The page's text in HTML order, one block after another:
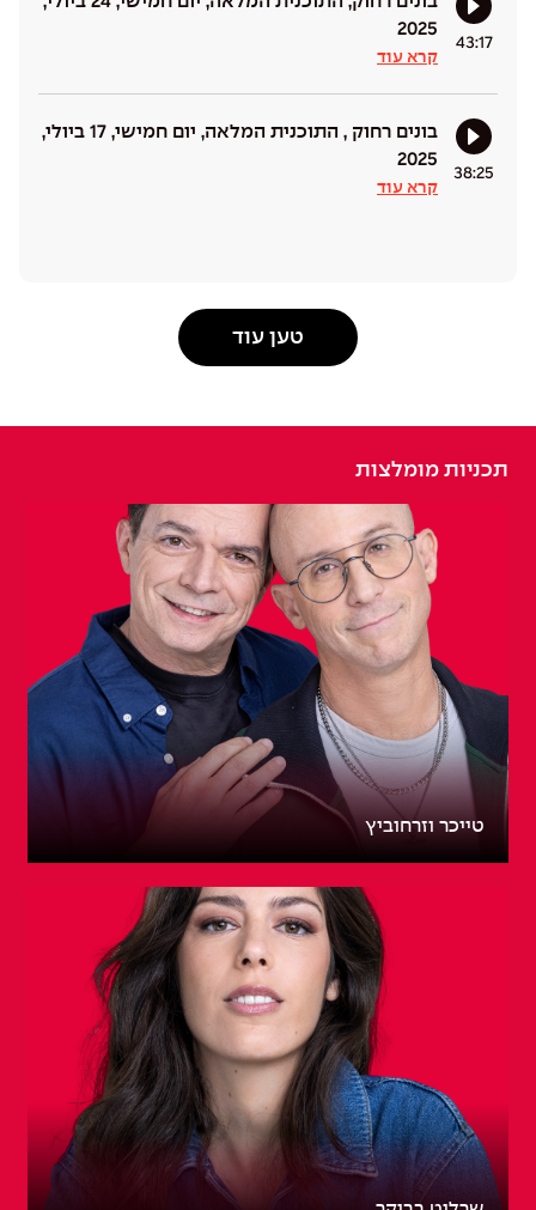
43:17
2025
קרא עוד
38:25
בונים רחוק , התוכנית המלאה, יום חמישי, 17 ביולי,
2025
קרא עוד
טען עוד
תכניות מומלצות
טייכר וזרחוביץ